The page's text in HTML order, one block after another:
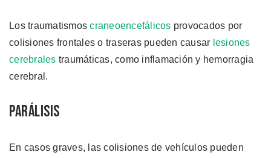
Los traumatismoscraneoencefálicos provocados por
colisiones frontales o traseras pueden causar lesiones
cerebrales traumáticas, como inflamación y hemorragia
cerebral.
Parálisis
En casos graves, las colisiones de vehículos pueden